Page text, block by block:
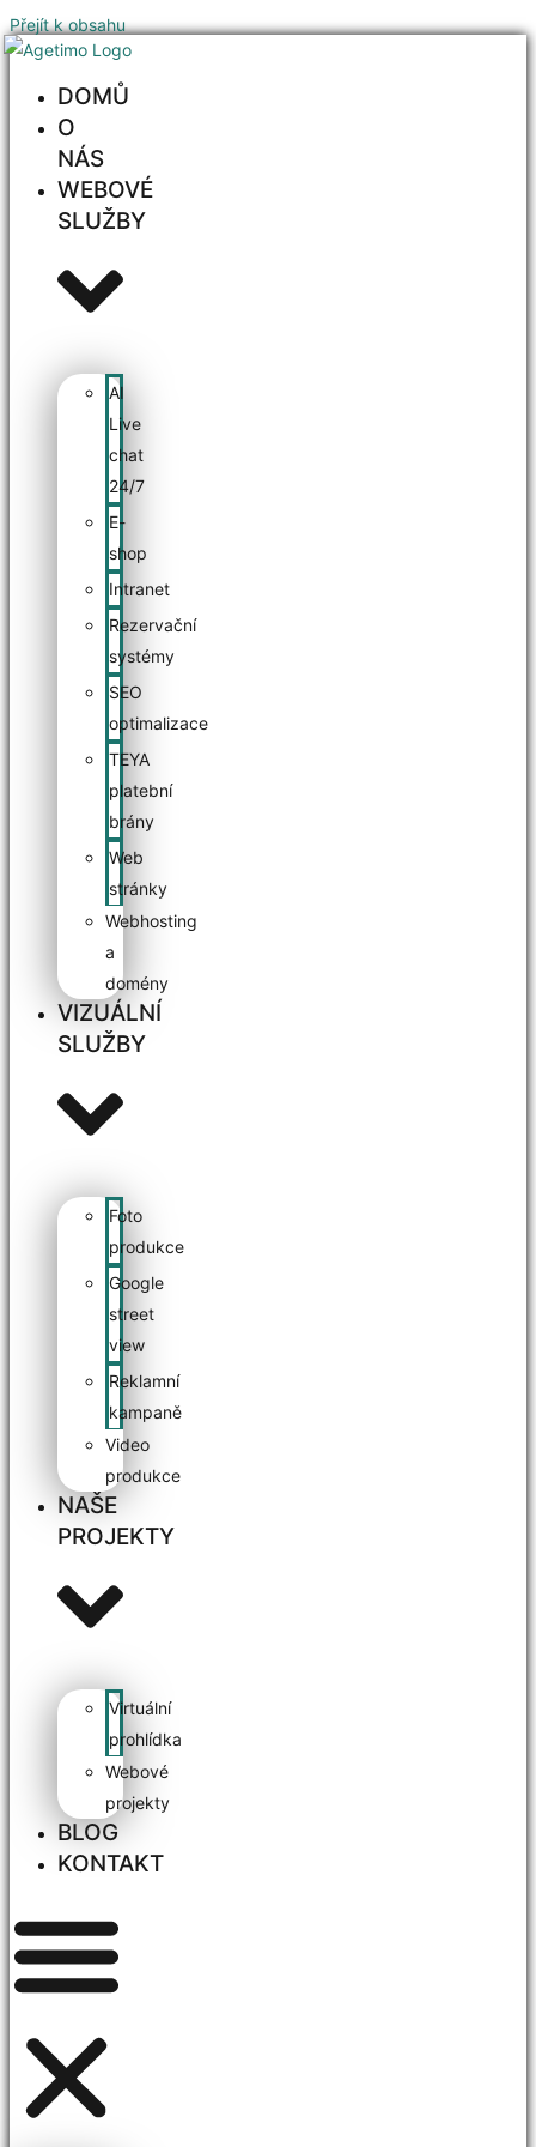
Přejít k obsahu
DOMŮ
O
NÁS
WEBOVÉ
SLUŽBY
AI
Live
chat
24/7
E-
shop
Intranet
Rezervační
systémy
SEO
optimalizace
TEYA
platební
brány
Web
stránky
Webhosting
a
domény
VIZUÁLNÍ
SLUŽBY
Foto
produkce
Google
street
view
Reklamní
kampaně
Video
produkce
NAŠE
PROJEKTY
Virtuální
prohlídka
Webové
projekty
BLOG
KONTAKT